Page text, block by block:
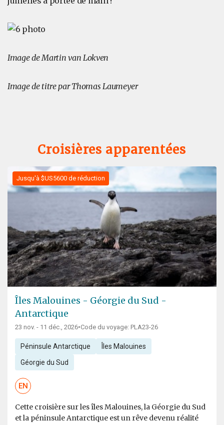
Image de Martin van Lokven
Image de titre par Thomas Laumeyer
Croisières apparentées
Jusqu'à $US5600 de réduction
Îles Malouines - Géorgie du Sud -
Antarctique
23 nov. - 11 déc., 2026•Code du voyage: PLA23-26
Péninsule Antarctique Îles Malouines
Géorgie du Sud
EN
Cette croisière sur les îles Malouines, la Géorgie du Sud
et la péninsule Antarctique est un rêve devenu réalité